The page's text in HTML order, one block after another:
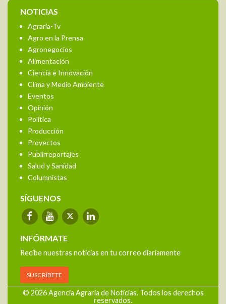
NOTICIAS
Agraria-Tv
Agro en la Prensa
Agronegocios
Alimentación
Ciencia e Innovación
Clima y Medio Ambiente
Eventos
Opinión
Política
Producción
Proyectos
Publirreportajes
Salud y Sanidad
Columnistas
SÍGUENOS
INFÓRMATE
Recibe nuestras noticias en tu correo diariamente
SUSCRÍBETE
© 2026 Agencia Agraria de Noticias. Todos los derechos
reservados.